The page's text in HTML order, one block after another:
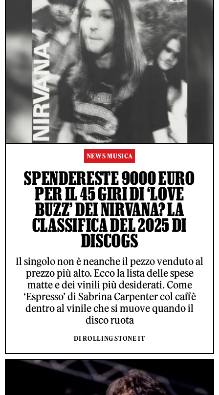
NEWS MUSICA
SPENDERESTE 9000 EURO
PER IL 45 GIRI DI ‘LOVE
BUZZ’ DEI NIRVANA? LA
CLASSIFICA DEL 2025 DI
DISCOGS
Il singolo non è neanche il pezzo venduto al
prezzo più alto. Ecco la lista delle spese
matte e dei vinili più desiderati. Come
‘Espresso’ di Sabrina Carpenter col caffè
dentro al vinile che si muove quando il
disco ruota
DI ROLLING STONE IT